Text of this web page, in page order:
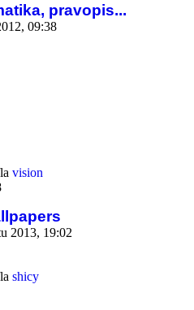
pravopis...
09:38
vision
2013, 19:02
shicy